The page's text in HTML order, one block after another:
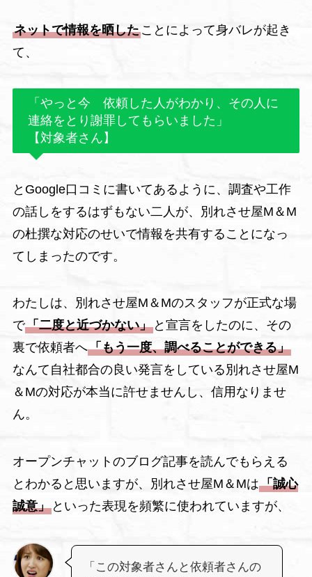
ネットで情報を晒したことによって身バレが起き
て、
「やっと今 依頼した人がわかり、その人に
連絡をとり謝罪してもらいました」
【対象者さん】
とGoogle口コミに書いてあるように、調査や工作
の話しをするはずもない二人が、別れさせ屋M＆M
の杜撰な対応のせいで情報を共有することになっ
てしまったのです。
わたしは、別れさせ屋M＆Mのスタッフが正式な場
で「二度と近づかない」と宣言をしたのに、その
裏で依頼者へ「もう一度、調べることができる」
なんて自社都合の良い発言をしている別れさせ屋M
＆Mの対応が本当に許せませんし、信用なりませ
ん。
オープンチャットのブログ記事を読んでもらえる
とわかると思いますが、別れさせ屋M＆Mは「誠心
誠意」といった表現を頻繁に使われていますが、
「この対象者さんと依頼者さんの